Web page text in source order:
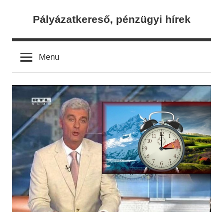
Pályázatkereső, pénzügyi hírek
Menu